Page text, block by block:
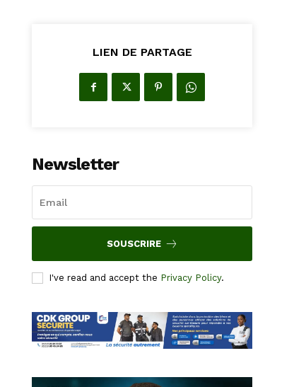
LIEN DE PARTAGE
Newsletter
SOUSCRIRE
I've read and accept the Privacy Policy.